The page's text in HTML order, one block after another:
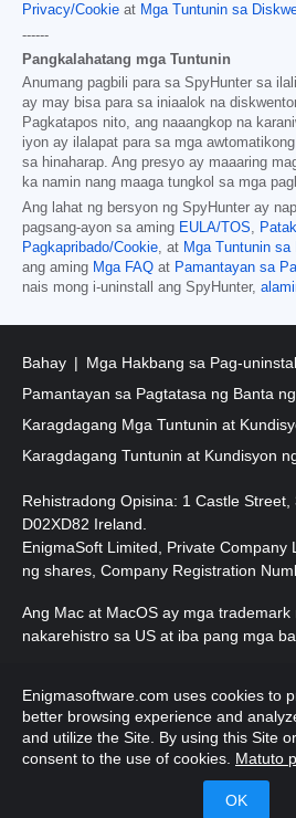
Privacy/Cookie at Mga Tuntunin sa
------
Pangkalahatang mga Tuntunin
Anumang pagbili para sa SpyHunter sa
ay may bisa para sa iniaalok na
Pagkatapos nito, ang naaangkop na
iyon ay ilalapat para sa mga
sa hinaharap. Ang presyo ay maaaring
ka namin nang maaga tungkol sa mga
Ang lahat ng bersyon ng SpyHunter ay
pagsang-ayon sa aming EULA/TOS,
Pagkapribado/Cookie, at Mga Tuntunin sa
ang aming Mga FAQ at Pamantayan sa
nais mong i-uninstall ang SpyHunter,
Bahay
Mga Hakbang sa Pag-
Pamantayan sa Pagtatasa ng Banta
Karagdagang Mga Tuntunin at
Karagdagang Tuntunin at Kundisyon
Rehistradong Opisina: 1 Castle Street,
D02XD82 Ireland.
EnigmaSoft Limited, Private Company
ng shares, Company Registration
Ang Mac at MacOS ay mga trademark
nakarehistro sa US at iba pang mga
Nakalaan.
Enigmasoftware.com uses cookies to
better browsing experience and
and utilize the Site. By using this Site
consent to the use of cookies. Matuto